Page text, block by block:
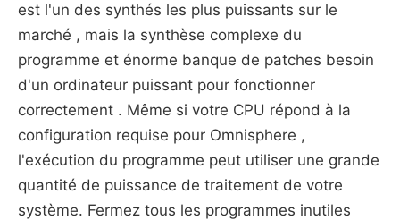
est l'un des synthés les plus puissants sur le
marché , mais la synthèse complexe du
programme et énorme banque de patches besoin
d'un ordinateur puissant pour fonctionner
correctement . Même si votre CPU répond à la
configuration requise pour Omnisphere ,
l'exécution du programme peut utiliser une grande
quantité de puissance de traitement de votre
système. Fermez tous les programmes inutiles